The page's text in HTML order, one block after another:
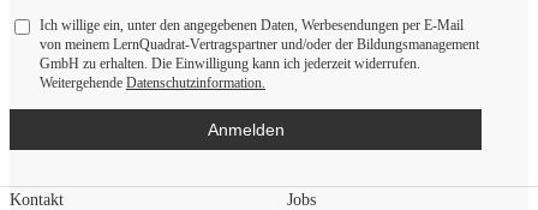
Ich willige ein, unter den angegebenen Daten, Werbesendungen per E-Mail
von meinem LernQuadrat-Vertragspartner und/oder der Bildungsmanagement
GmbH zu erhalten. Die Einwilligung kann ich jederzeit widerrufen.
Weitergehende Datenschutzinformation.
Anmelden
Kontakt Jobs